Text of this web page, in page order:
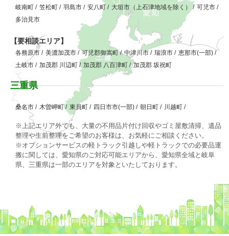
岐南町 / 笠松町 / 羽島市 / 安八町 / 大垣市（上石津地域を除く） / 可児市 /
多治見市
【要相談エリア】
各務原市 / 美濃加茂市 / 可児郡御嵩町/ 中津川市 / 瑞浪市 / 恵那市(一部) /
土岐市 / 加茂郡 川辺町/ 加茂郡 八百津町 / 加茂郡 坂祝町
三重県
桑名市 / 木曽岬町/ 東員町 / 四日市市(一部) / 朝日町 / 川越町 /
※上記エリア外でも、大量の不用品片付け回収やゴミ屋敷清掃、遺品
整理や生前整理をご希望のお客様は、お気軽にご相談ください。
※オプションサービスの軽トラック引越しや軽トラックでの必要品運
搬に関しては、愛知県のご対応可能エリアから、愛知県全域と岐阜
県、三重県は一部のエリアを対象といたしております。